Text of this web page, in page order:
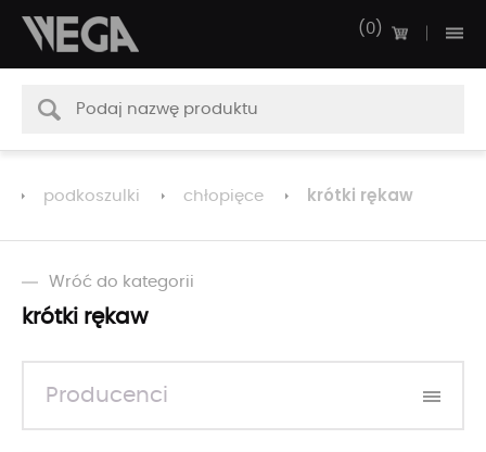
0
podkoszulki chłopięce krótki rękaw
Wróć do kategorii
krótki rękaw
Producenci